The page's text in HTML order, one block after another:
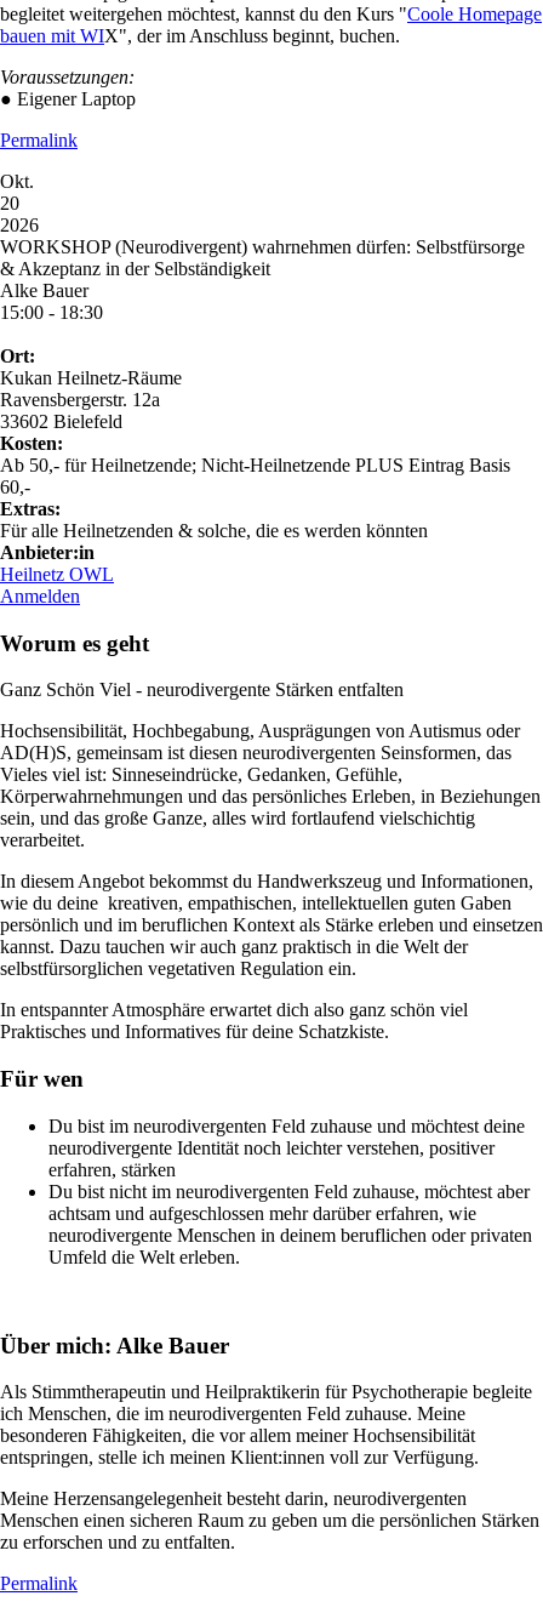
begleitet weitergehen möchtest, kannst du den Kurs "Coole Homepage
bauen mit WIX", der im Anschluss beginnt, buchen.
Voraussetzungen:
● Eigener Laptop
Permalink
Okt.
20
2026
WORKSHOP (Neurodivergent) wahrnehmen dürfen: Selbstfürsorge
& Akzeptanz in der Selbständigkeit
Alke Bauer
15:00 - 18:30
Ort:
Kukan Heilnetz-Räume
Ravensbergerstr. 12a
33602 Bielefeld
Kosten:
Ab 50,- für Heilnetzende; Nicht-Heilnetzende PLUS Eintrag Basis
60,-
Extras:
Für alle Heilnetzenden & solche, die es werden könnten
Anbieter:in
Heilnetz OWL
Anmelden
Worum es geht
Ganz Schön Viel - neurodivergente Stärken entfalten
Hochsensibilität, Hochbegabung, Ausprägungen von Autismus oder
AD(H)S, gemeinsam ist diesen neurodivergenten Seinsformen, das
Vieles viel ist: Sinneseindrücke, Gedanken, Gefühle,
Körperwahrnehmungen und das persönliches Erleben, in Beziehungen
sein, und das große Ganze, alles wird fortlaufend vielschichtig
verarbeitet.
In diesem Angebot bekommst du Handwerkszeug und Informationen,
wie du deine kreativen, empathischen, intellektuellen guten Gaben
persönlich und im beruflichen Kontext als Stärke erleben und einsetzen
kannst. Dazu tauchen wir auch ganz praktisch in die Welt der
selbstfürsorglichen vegetativen Regulation ein.
In entspannter Atmosphäre erwartet dich also ganz schön viel
Praktisches und Informatives für deine Schatzkiste.
Für wen
Du bist im neurodivergenten Feld zuhause und möchtest deine
neurodivergente Identität noch leichter verstehen, positiver
erfahren, stärken
Du bist nicht im neurodivergenten Feld zuhause, möchtest aber
achtsam und aufgeschlossen mehr darüber erfahren, wie
neurodivergente Menschen in deinem beruflichen oder privaten
Umfeld die Welt erleben.
Über mich: Alke Bauer
Als Stimmtherapeutin und Heilpraktikerin für Psychotherapie begleite
ich Menschen, die im neurodivergenten Feld zuhause. Meine
besonderen Fähigkeiten, die vor allem meiner Hochsensibilität
entspringen, stelle ich meinen Klient:innen voll zur Verfügung.
Meine Herzensangelegenheit besteht darin, neurodivergenten
Menschen einen sicheren Raum zu geben um die persönlichen Stärken
zu erforschen und zu entfalten.
Permalink